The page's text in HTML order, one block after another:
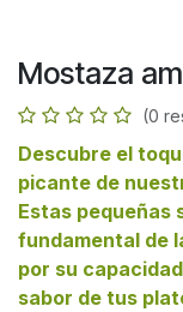
Mostaza
(0
Descubre el
picante de
Estas pequeñas
fundamental de
por su
sabor de tus